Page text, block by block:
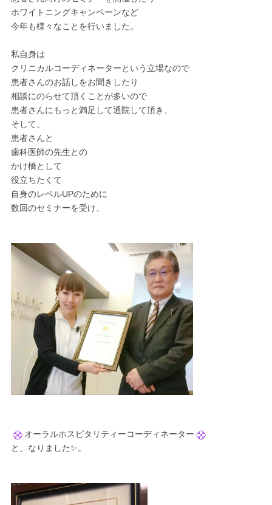
ホワイトニングキャンペーンなど
今年も様々なことを行いました。
私自身は
クリニカルコーディネーターという立場なので
患者さんのお話しをお聞きしたり
相談にのらせて頂くことが多いので
患者さんにもっと満足して通院して頂き、
そして、
患者さんと
歯科医師の先生との
かけ橋として
役立ちたくて
自身のレベルUPのために
数回のセミナーを受け、
オーラルホスピタリティーコーディネーター
と、なりました✨。